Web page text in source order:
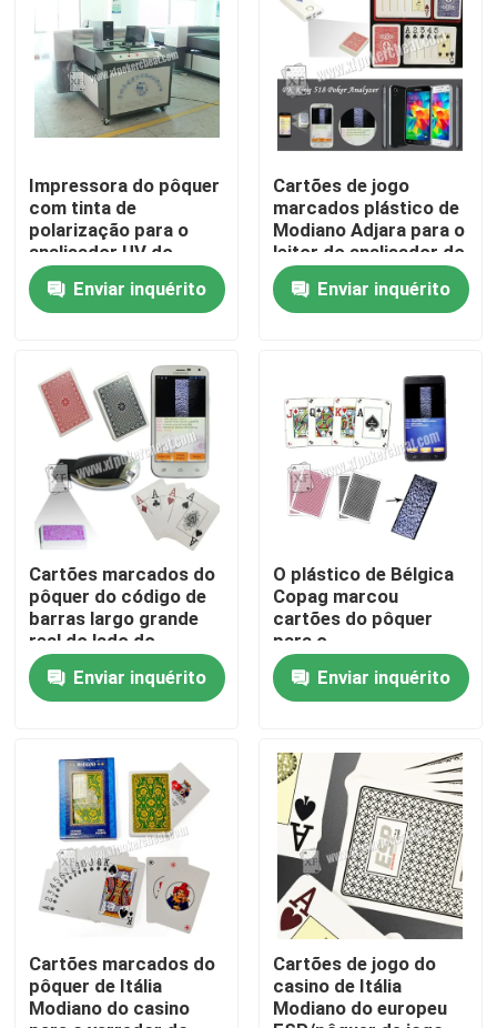
Para casa
Produtos
Vídeos
Sobre nós
Visita à fábrica
Contacte-nos
Notícias
Cartões de jogo invisíveis
Impressora do pôquer
com tinta de
polarização para o
analisador UV do
pôquer das lentes de
contatoEnviar inquérito
Cartões de jogo
marcados plástico de
Modiano Adjara para o
leitor do analisador do
varredor do pôquer
Enviar inquérito
Cartões marcados do
pôquer do código de
barras largo grande
real do lado do
tamanho do número
para o Predictor do
pôquer
Enviar inquérito
O plástico de Bélgica
Copag marcou
cartões do pôquer
para o
entretenimento/festa
privadaEnviar inquérito
Cartões marcados do
pôquer de Itália
Modiano do casino
Cartões de jogo do
casino de Itália
Modiano do europeu